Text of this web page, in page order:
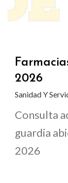
2026
Sanidad Y
Consulta
guardia
2026